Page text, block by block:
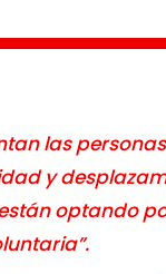
las
y
optando